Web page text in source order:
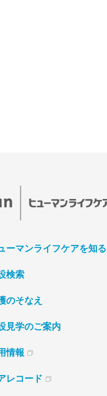
ーマンライフケアを知る
検索
のそなえ
見学のご案内
情報
レコード